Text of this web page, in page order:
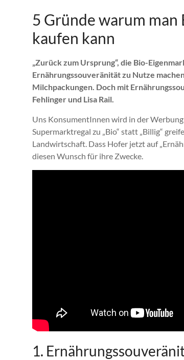
5 Gründe warum
kaufen kann
„Zurück zum Ursprung“, die Bio-
Ernährungssouveränität zu Nutze
Milchpackungen. Doch mit
Fehlinger und Lisa Rail.
Uns KonsumentInnen wird in der
Supermarktregal zu „Bio“ statt „Billig“
Landwirtschaft. Dass Hofer jetzt auf
diesen Wunsch für ihre Zwecke.
1.